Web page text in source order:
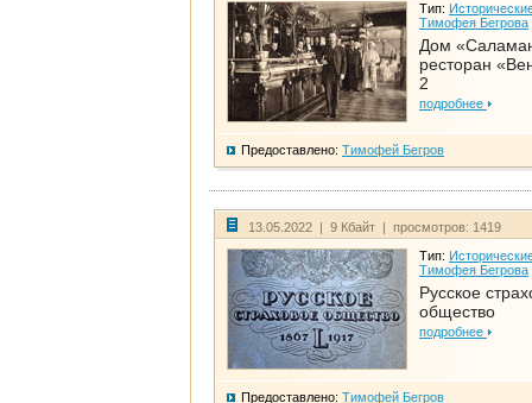
Тип:
Тимофея Бегрова
Дом
ресторан
2
подробнее
Предоставлено: Тимофей Бегров
13.05.2022 | 9 Кбайт | просмотров: 1419
Тип:
Тимофея Бегрова
Русское
общество
подробнее
Предоставлено: Тимофей Бегров